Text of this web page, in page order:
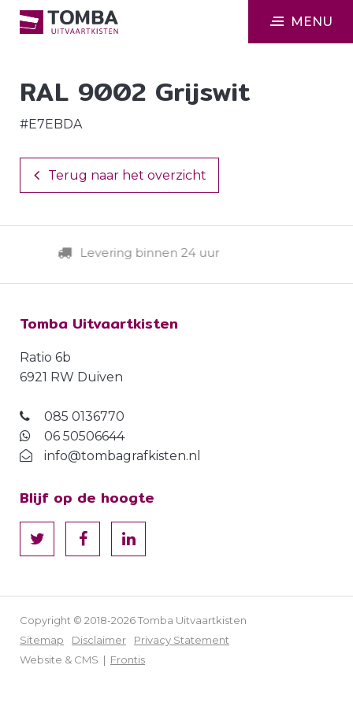
MENU
RAL 9002 Grijswit
#E7EBDA
Terug naar het overzicht
Levering binnen 24 uur
Tomba Uitvaartkisten
Ratio 6b
6921 RW Duiven
085 0136770
06 50506644
info@tombagrafkisten.nl
Blijf op de hoogte
Copyright © 2018-2026 Tomba Uitvaartkisten
Sitemap
Disclaimer
Privacy Statement
Website & CMS | Frontis